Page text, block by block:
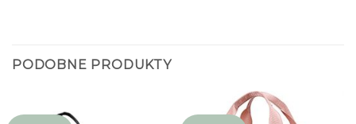
PODOBNE PRODUKTY